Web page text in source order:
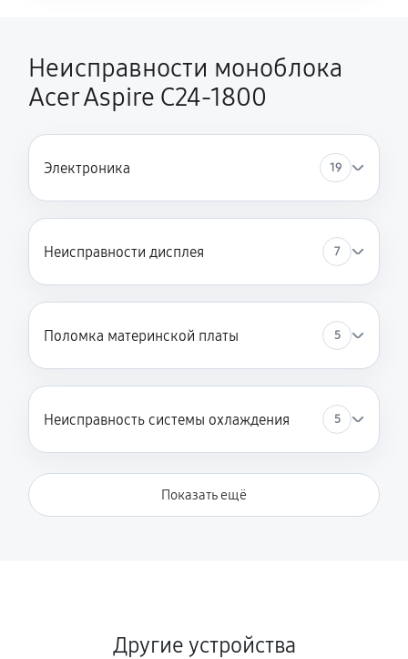
Неисправности моноблока
Acer Aspire C24‑1800
Электроника 19
Неисправности дисплея 7
Поломка материнской платы 5
Неисправность системы охлаждения 5
Показать ещё
Другие устройства